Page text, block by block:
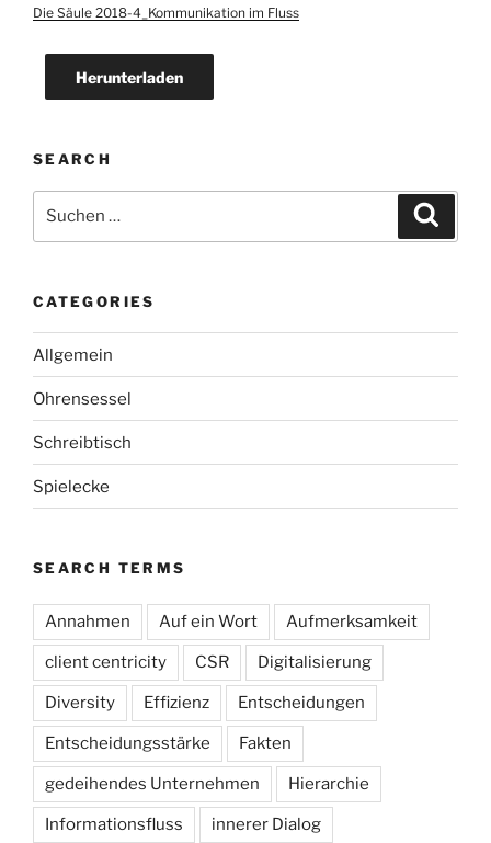
Die Säule 2018-4_Kommunikation im Fluss
Herunterladen
SEARCH
nach:
CATEGORIES
Allgemein
Ohrensessel
Schreibtisch
Spielecke
SEARCH TERMS
Annahmen Auf ein Wort Aufmerksamkeit
client centricity CSR Digitalisierung
Diversity Effizienz Entscheidungen
Entscheidungsstärke Fakten
gedeihendes Unternehmen Hierarchie
Informationsfluss innerer Dialog